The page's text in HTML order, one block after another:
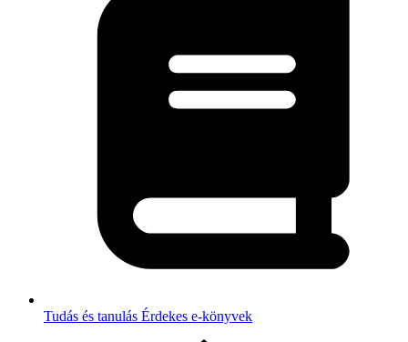
Tudás és tanulás Érdekes e-könyvek